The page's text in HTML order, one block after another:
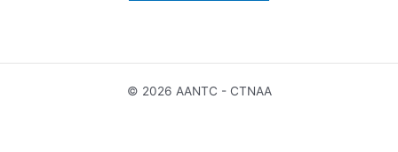
© 2026 AANTC - CTNAA